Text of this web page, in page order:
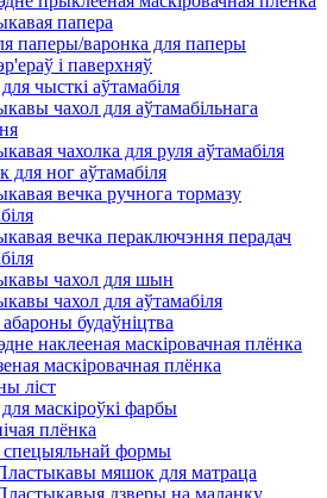
папера
паперы/варонка для паперы
і паверхняў
чысткі аўтамабіля
чахол для аўтамабільнага
чахолка для руля аўтамабіля
для ног аўтамабіля
вечка ручнога тормазу
вечка пераключэння перадач
чахол для шын
чахол для аўтамабіля
будаўніцтва
наклееная маскіровачная плёнка
маскіровачная плёнка
ліст
маскіроўкі фарбы
плёнка
формы
мяшок для матраца
дзверы на маланку